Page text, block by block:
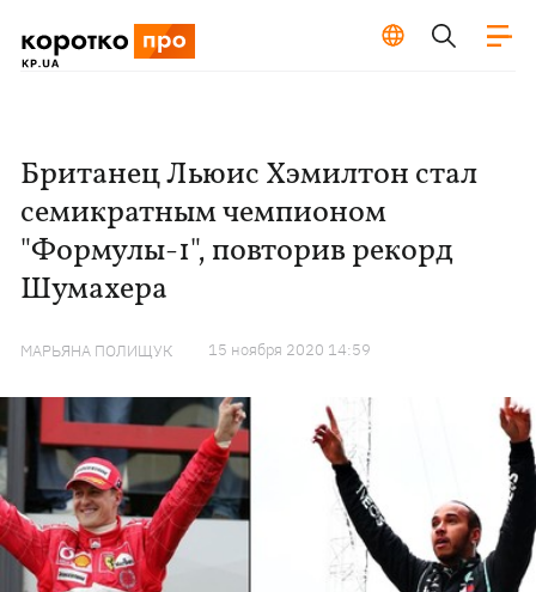
Британец Льюис Хэмилтон стал
семикратным чемпионом
"Формулы-1", повторив рекорд
Шумахера
МАРЬЯНА ПОЛИЩУК 15 ноября 2020 14:59